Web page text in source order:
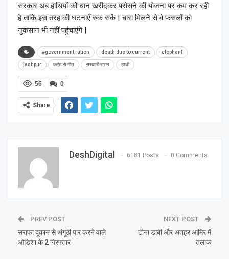
सरकार अब हाथियों को धान खरीदकर परोसने की योजना पर कम कर रही
है ताकि इस तरह की घटनाएँ रुक सकें | चारा मिलने से वे फसलों को
नुकसान भी नहीं पहुंचाएंगे |
#government ration death due to current elephant
jashpur करंट से मौत सरकारी राशन हाथी
0
56
Share
DeshDigital 6181 Posts 0 Comments
PREV POST
सराफा दूकान से अंगूठी पार करने वाले
ओडिशा के 2 गिरफ्तार
NEXT POST
टीना डाबी और अतहर आमिर में
तलाक